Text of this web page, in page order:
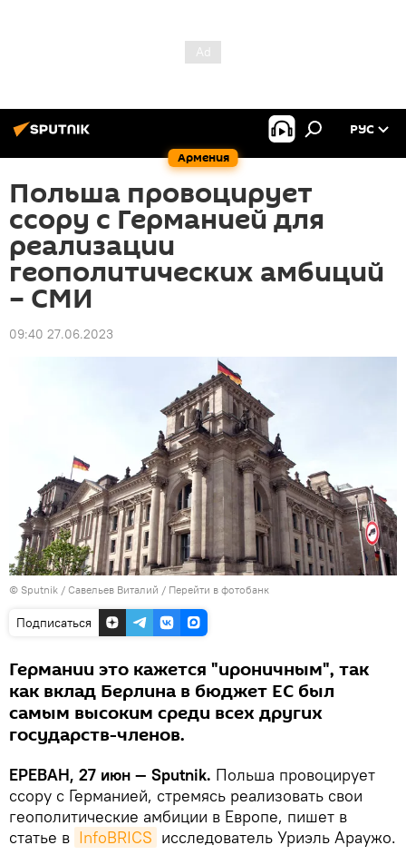
Армения
РУС
Польша провоцирует
ссору с Германией для
реализации
геополитических амбиций
– СМИ
09:40 27.06.2023
© Sputnik / Савельев Виталий / Перейти в фотобанк
Подписаться
Германии это кажется "ироничным", так
как вклад Берлина в бюджет ЕС был
самым высоким среди всех других
государств-членов.
ЕРЕВАН, 27 июн — Sputnik. Польша провоцирует
ссору с Германией, стремясь реализовать свои
геополитические амбиции в Европе, пишет в
статье в InfoBRICS исследователь Уриэль Араужо.